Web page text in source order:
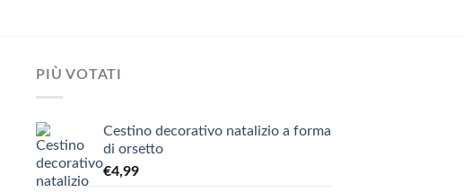
PIÙ VOTATI
Cestino decorativo natalizio a forma
di orsetto
€4,99